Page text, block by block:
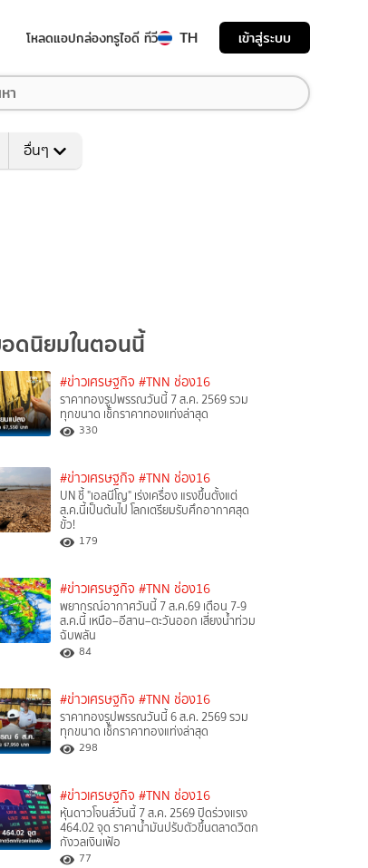
โหลดแอปกล่องทรูไอดี ทีวี TH เข้าสู่ระบบ
อื่นๆ
ดนิยมในตอนนี้
#ข่าวเศรษฐกิจ #TNN ช่อง16
ราคาทองรูปพรรณวันนี้ 7 ส.ค. 2569 รวม
ทุกขนาด เช็กราคาทองแท่งล่าสุด
330
#ข่าวเศรษฐกิจ #TNN ช่อง16
UN ชี้ "เอลนีโญ" เร่งเครื่อง แรงขึ้นตั้งแต่
ส.ค.นี้เป็นต้นไป โลกเตรียมรับศึกอากาศสุด
ขั้ว!
179
#ข่าวเศรษฐกิจ #TNN ช่อง16
พยากรณ์อากาศวันนี้ 7 ส.ค.69 เตือน 7-9
ส.ค.นี้ เหนือ–อีสาน–ตะวันออก เสี่ยงน้ำท่วม
ฉับพลัน
84
#ข่าวเศรษฐกิจ #TNN ช่อง16
ราคาทองรูปพรรณวันนี้ 6 ส.ค. 2569 รวม
ทุกขนาด เช็กราคาทองแท่งล่าสุด
298
#ข่าวเศรษฐกิจ #TNN ช่อง16
หุ้นดาวโจนส์วันนี้ 7 ส.ค. 2569 ปิดร่วงแรง
464.02 จุด ราคาน้ำมันปรับตัวขึ้นตลาดวิตก
กังวลเงินเฟ้อ
77